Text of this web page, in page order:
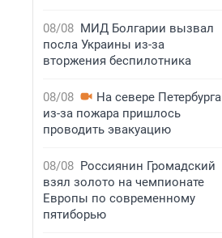
08/08 МИД Болгарии вызвал
посла Украины из-за
вторжения беспилотника
08/08
На севере Петербурга
из-за пожара пришлось
проводить эвакуацию
08/08 Россиянин Громадский
взял золото на чемпионате
Европы по современному
пятиборью